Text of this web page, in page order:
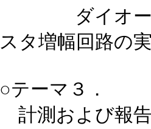
ダイオード
スタ増幅回路の
○テーマ３．
計測および報